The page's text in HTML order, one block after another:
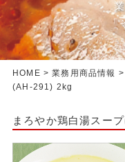
HOME >業務用商品情報 >
(AH-291) 2kg
まろやか鶏白湯スー